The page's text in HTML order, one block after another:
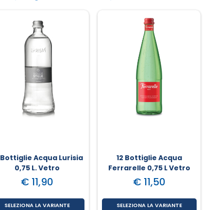
Bottiglie Acqua Lurisia
0,75 L. Vetro
€ 11,90
SELEZIONA LA VARIANTE
12 Bottiglie Acqua
Ferrarelle 0,75 L Vetro
€ 11,50
SELEZIONA LA VARIANTE